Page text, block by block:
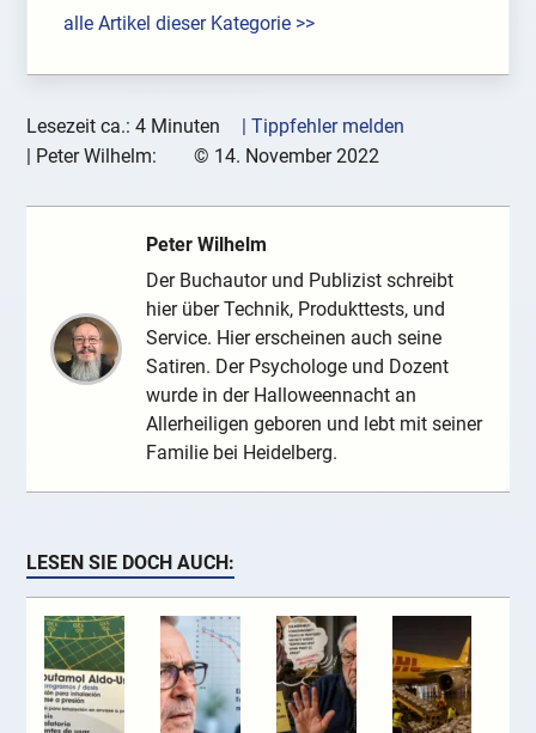
alle Artikel dieser Kategorie >>
Lesezeit ca.: 4 Minuten
| Tippfehler melden
Peter Wilhelm: © 14. November 2022
Peter Wilhelm
Der Buchautor und Publizist schreibt
hier über Technik, Produkttests, und
Service. Hier erscheinen auch seine
Satiren. Der Psychologe und Dozent
wurde in der Halloweennacht an
Allerheiligen geboren und lebt mit seiner
Familie bei Heidelberg.
LESEN SIE DOCH AUCH: